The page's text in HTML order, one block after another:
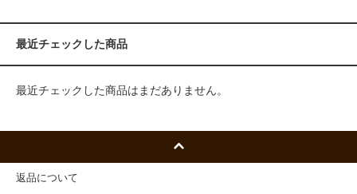
最近チェックした商品
最近チェックした商品はまだありません。
返品について